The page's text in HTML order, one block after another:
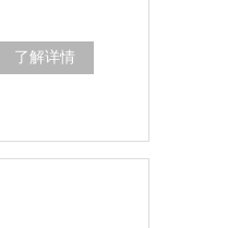
了解详情